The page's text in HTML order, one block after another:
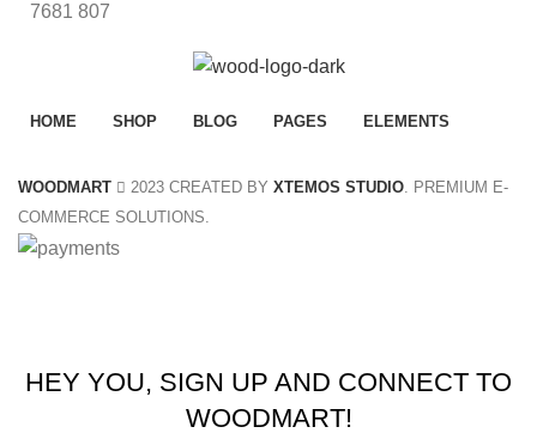
7681 807
HOME SHOP BLOG PAGES ELEMENTS
WOODMART 2023 CREATED BY XTEMOS STUDIO. PREMIUM E-
COMMERCE SOLUTIONS.
HEY YOU, SIGN UP AND CONNECT TO
WOODMART!